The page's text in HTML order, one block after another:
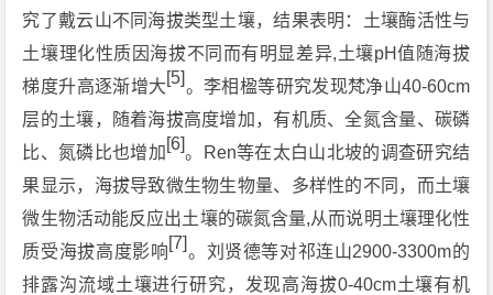
究了戴云山不同海拔类型土壤，结果表明：土壤酶活性与
土壤理化性质因海拔不同而有明显差异,土壤pH值随海拔
梯度升高逐渐增大[5]。李相楹等研究发现梵净山40-60cm
层的土壤，随着海拔高度增加，有机质、全氮含量、碳磷
比、氮磷比也增加 [6]。Ren等在太白山北坡的调查研究结
果显示，海拔导致微生物生物量、多样性的不同，而土壤
微生物活动能反应出土壤的碳氮含量,从而说明土壤理化性
质受海拔高度影响[7]。刘贤德等对祁连山2900-3300m的
排露沟流域土壤进行研究，发现高海拔0-40cm土壤有机